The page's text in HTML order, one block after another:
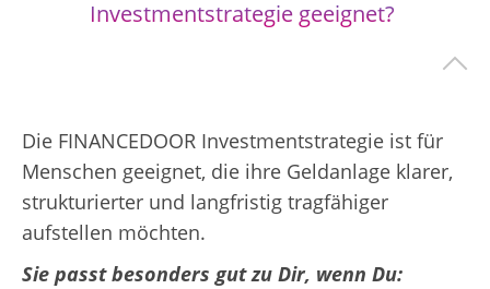
Investmentstrategie geeignet?
Die FINANCEDOOR Investmentstrategie ist für
Menschen geeignet, die ihre Geldanlage klarer,
strukturierter und langfristig tragfähiger
aufstellen möchten.
Sie passt besonders gut zu Dir, wenn Du: